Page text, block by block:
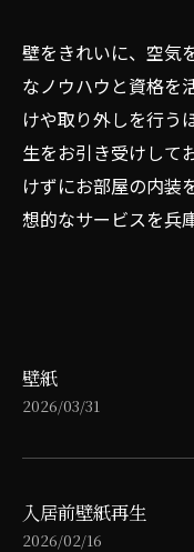
壁をきれいに、空気
なノウハウと資格を
けや取り外しを行う
生をお引き受けして
けずにお部屋の内装
想的なサービスを兵
壁紙
2026/03/31
入居前壁紙再生
2026/02/16